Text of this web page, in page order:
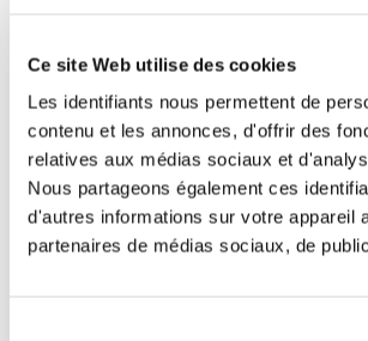
Ce site Web utilise des cookies
Les identifiants nous permettent de
contenu et les annonces, d'offrir des
relatives aux médias sociaux et
Nous partageons également ces
d'autres informations sur votre appareil
partenaires de médias sociaux, de
tu
Question 2.
suivre - Indicatif Passé
nous
Question 3.